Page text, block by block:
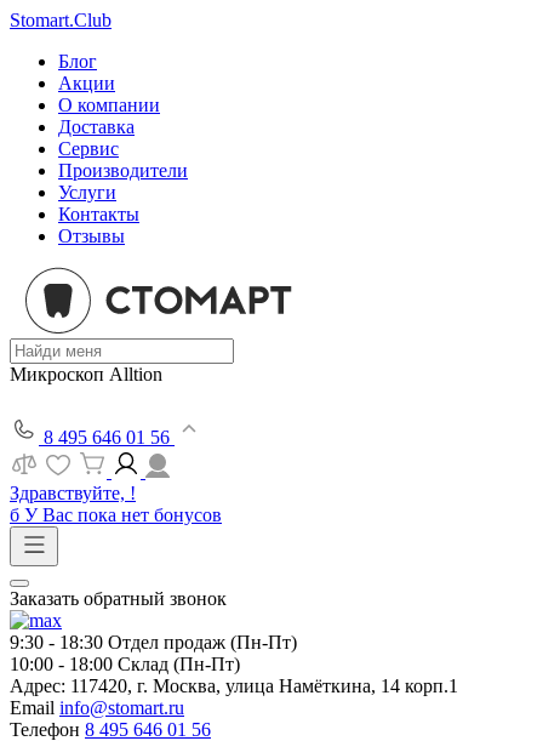
Stomart.Club
Блог
Акции
О компании
Доставка
Сервис
Производители
Услуги
Контакты
Отзывы
Микроскоп Alltion
8 495 646 01 56
Здравствуйте, !
б У Вас пока нет бонусов
Заказать обратный звонок
9:30 - 18:30 Отдел продаж (Пн-Пт)
10:00 - 18:00 Склад (Пн-Пт)
Адрес: 117420, г. Москва, улица Намёткина, 14 корп.1
Email info@stomart.ru
Телефон 8 495 646 01 56